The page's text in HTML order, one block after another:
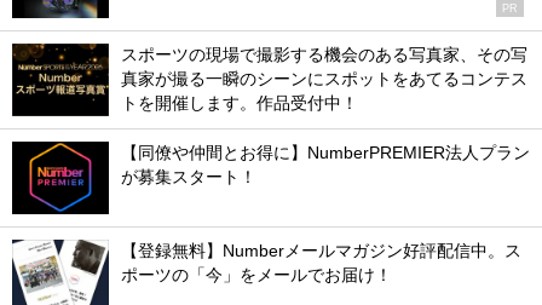
PR
スポーツの現場で撮影する機会のある写真家、その写
真家が撮る一瞬のシーンにスポットをあてるコンテス
トを開催します。作品受付中！
【同僚や仲間とお得に】NumberPREMIER法人プラン
が募集スタート！
【登録無料】Numberメールマガジン好評配信中。ス
ポーツの「今」をメールでお届け！